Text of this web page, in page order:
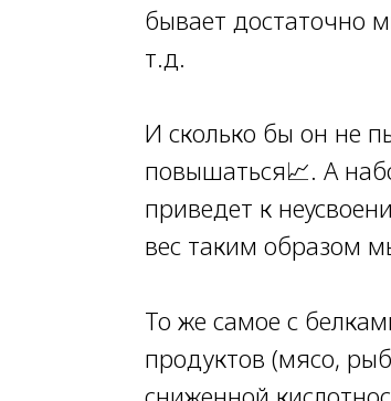
бывает достаточно
т.д.
И сколько бы он не
повышаться📈. А
приведет к
вес таким образом
То же самое с
продуктов (мясо,